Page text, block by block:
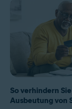
So verhindern
Ausbeutung von